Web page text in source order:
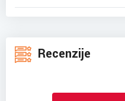
Recenzije